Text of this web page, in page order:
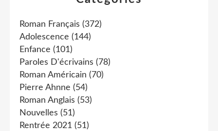
Roman Français (372)
Adolescence (144)
Enfance (101)
Paroles D'écrivains (78)
Roman Américain (70)
Pierre Ahnne (54)
Roman Anglais (53)
Nouvelles (51)
Rentrée 2021 (51)